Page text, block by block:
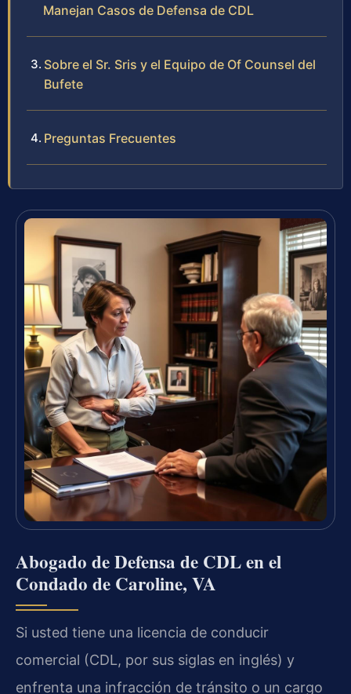
Manejan Casos de Defensa de CDL
Sobre el Sr. Sris y el Equipo de Of Counsel del
Bufete
Preguntas Frecuentes
Abogado de Defensa de CDL en el
Condado de Caroline, VA
Si usted tiene una licencia de conducir
comercial (CDL, por sus siglas en inglés) y
enfrenta una infracción de tránsito o un cargo